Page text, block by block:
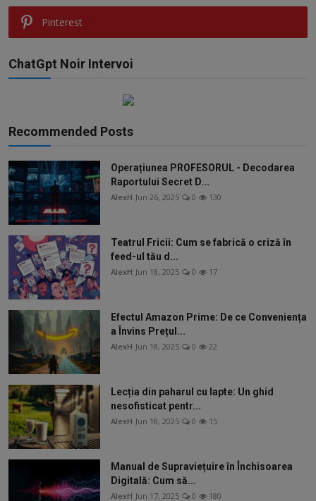
Pinterest
ChatGpt Noir Intervoi
Recommended Posts
Operațiunea PROFESORUL - Decodarea
Raportului Secret D...
AlexH Jun 26, 2025 0 130
Teatrul Fricii: Cum se fabrică o criză în
feed-ul tău d...
AlexH Jun 18, 2025 0 17
Efectul Amazon Prime: De ce Conveniența
a Învins Prețul...
AlexH Jun 18, 2025 0 22
Lecția din paharul cu lapte: Un ghid
nesofisticat pentr...
AlexH Jun 18, 2025 0 15
Manual de Supraviețuire în Închisoarea
Digitală: Cum să...
AlexH Jun 17, 2025 0 180